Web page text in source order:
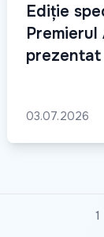
Ediție
prezentat
03.07.2026
1